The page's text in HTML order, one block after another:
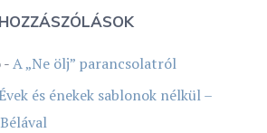
-A „Ne ölj” parancsolatról
Évek és énekek sablonok nélkül –